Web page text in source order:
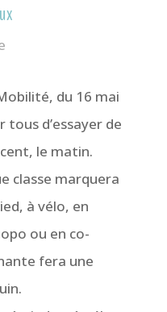
du 16 mai
tous d’essayer de
le matin.
classe marquera
à vélo, en
ou en co-
fera une